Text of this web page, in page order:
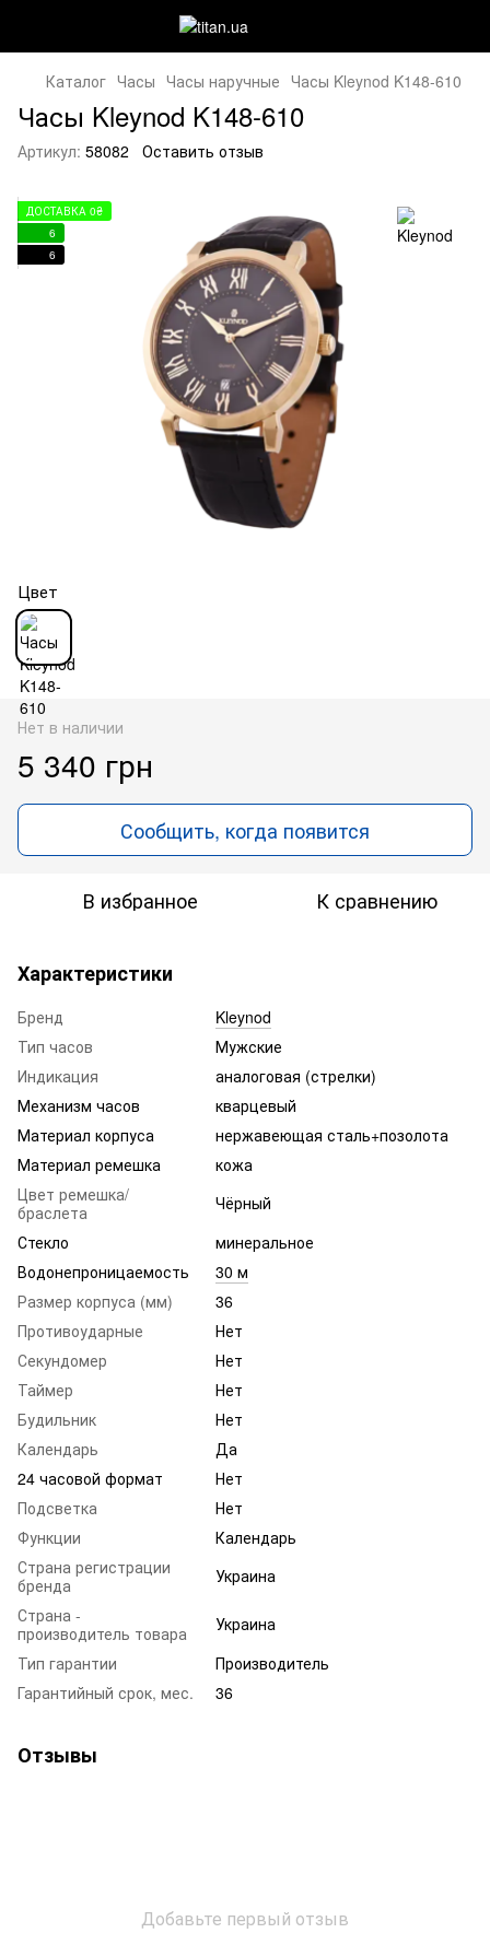
Каталог Часы Часы наручные Часы Kleynod K148-610
Часы Kleynod K148-610
Артикул: 58082 Оставить отзыв
ДОСТАВКА 0₴
6
6
Цвет
Нет в наличии
5 340 грн
Сообщить, когда появится
В избранное К сравнению
Характеристики
Бренд
Kleynod
Тип часов
Мужские
Индикация
аналоговая (стрелки)
Механизм часов
кварцевый
Материал корпуса
нержавеющая сталь+позолота
Материал ремешка
кожа
Цвет ремешка/
браслета
Чёрный
Стекло
минеральное
Водонепроницаемость
30 м
Размер корпуса (мм)
36
Противоударные
Нет
Секундомер
Нет
Таймер
Нет
Будильник
Нет
Календарь
Да
24 часовой формат
Нет
Подсветка
Нет
Функции
Календарь
Страна регистрации
бренда
Украина
Страна -
производитель товара
Украина
Тип гарантии
Производитель
Гарантийный срок, мес.
36
Отзывы
Добавьте первый отзыв